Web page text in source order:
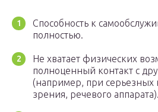
Способность к
полностью.
Не хватает физических
полноценный контакт с
(например, при серьезных
зрения, речевого аппарата).